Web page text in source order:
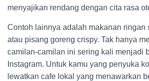
menyajikan rendang dengan cita rasa
Contoh lainnya adalah makanan ringan
atau pisang goreng crispy. Tak hanya
camilan-camilan ini sering kali menjadi
Instagram. Untuk kamu yang penyuka
lewatkan cafe lokal yang menawarkan